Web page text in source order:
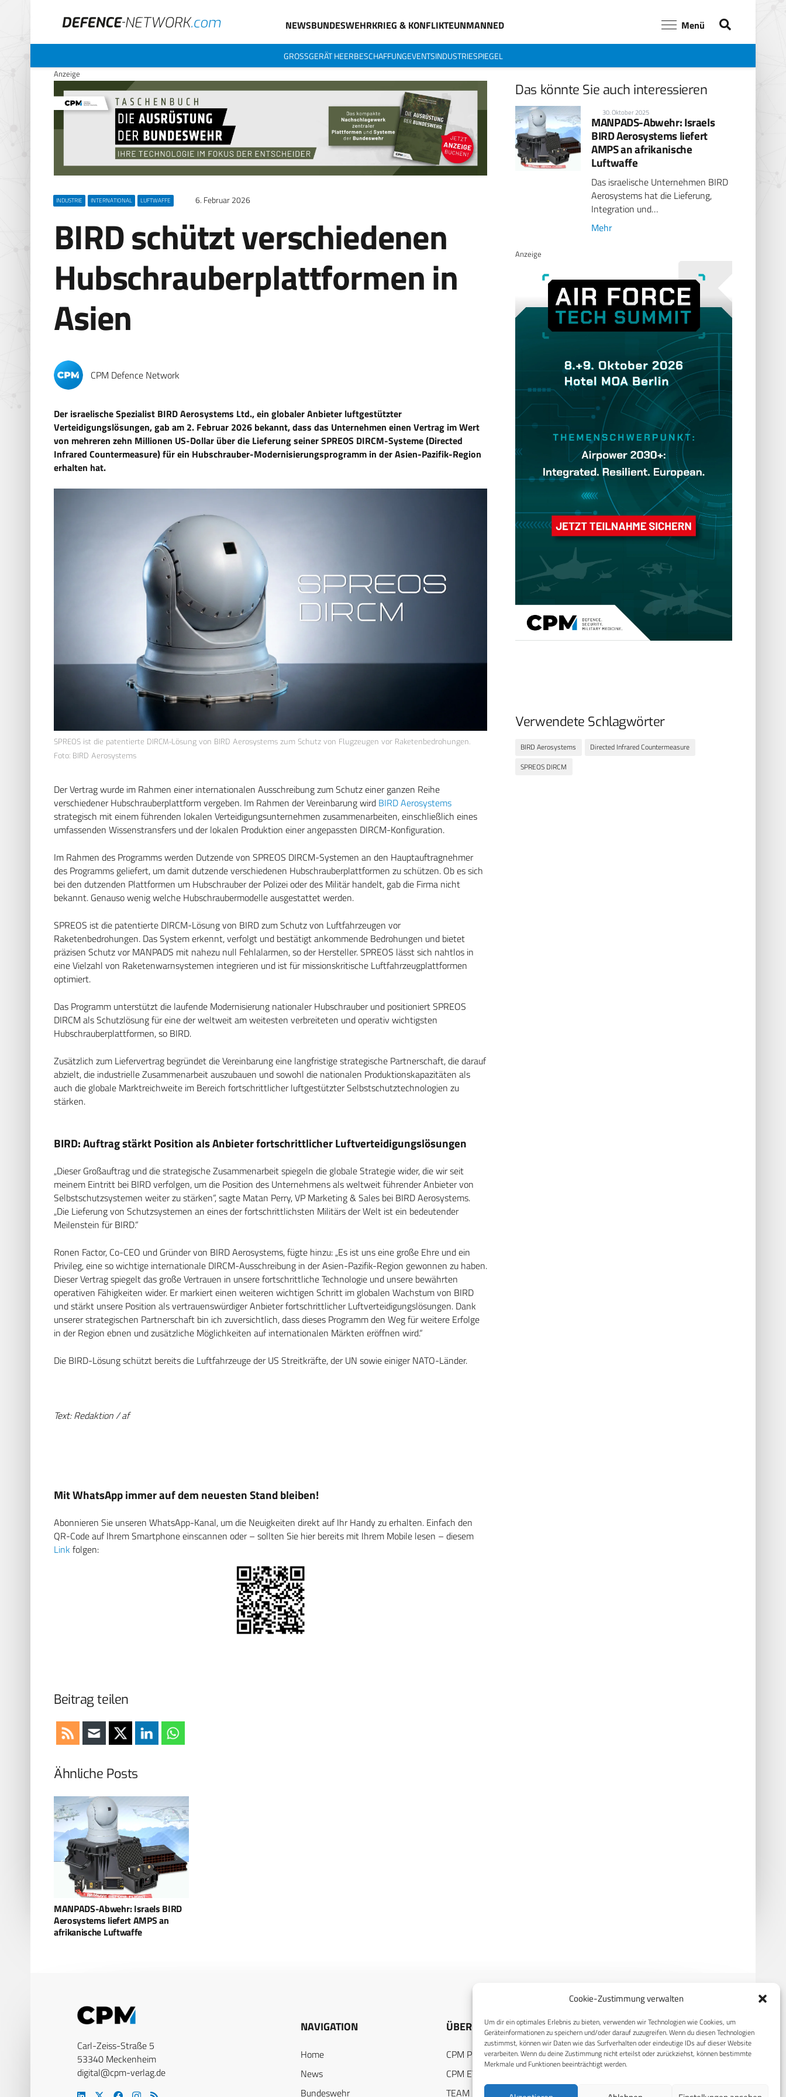
Cookie-Zustimmung verwalten
Um dir ein optimales Erlebnis zu bieten, verwenden wir Technologien wie Cookies, um
Geräteinformationen zu speichern und/oder darauf zuzugreifen. Wenn du diesen Technologien
zustimmst, können wir Daten wie das Surfverhalten oder eindeutige IDs auf dieser Website
verarbeiten. Wenn du deine Zustimmung nicht erteilst oder zurückziehst, können bestimmte
Merkmale und Funktionen beeinträchtigt werden.
NEWSBUNDESWEHRKRIEG & KONFLIKTEUNMANNED Menü
GROSSGERÄT HEERBESCHAFFUNGEVENTSINDUSTRIESPIEGEL
Anzeige
INDUSTRIE INTERNATIONAL LUFTWAFFE 6. Februar 2026
BIRD schützt verschiedenen
Hubschrauberplattformen in
Asien
CPM Defence Network
Der israelische Spezialist BIRD Aerosystems Ltd., ein globaler Anbieter luftgestützter
Verteidigungslösungen, gab am 2. Februar 2026 bekannt, dass das Unternehmen einen Vertrag im Wert
von mehreren zehn Millionen US-Dollar über die Lieferung seiner SPREOS DIRCM-Systeme (Directed
Infrared Countermeasure) für ein Hubschrauber-Modernisierungsprogramm in der Asien-Pazifik-Region
erhalten hat.
SPREOS ist die patentierte DIRCM-Lösung von BIRD Aerosystems zum Schutz von Flugzeugen vor Raketenbedrohungen.
Foto: BIRD Aerosystems
Der Vertrag wurde im Rahmen einer internationalen Ausschreibung zum Schutz einer ganzen Reihe
verschiedener Hubschrauberplattform vergeben. Im Rahmen der Vereinbarung wird BIRD Aerosystems
strategisch mit einem führenden lokalen Verteidigungsunternehmen zusammenarbeiten, einschließlich eines
umfassenden Wissenstransfers und der lokalen Produktion einer angepassten DIRCM-Konfiguration.
Im Rahmen des Programms werden Dutzende von SPREOS DIRCM-Systemen an den Hauptauftragnehmer
des Programms geliefert, um damit dutzende verschiedenen Hubschrauberplattformen zu schützen. Ob es sich
bei den dutzenden Plattformen um Hubschrauber der Polizei oder des Militär handelt, gab die Firma nicht
bekannt. Genauso wenig welche Hubschraubermodelle ausgestattet werden.
SPREOS ist die patentierte DIRCM-Lösung von BIRD zum Schutz von Luftfahrzeugen vor
Raketenbedrohungen. Das System erkennt, verfolgt und bestätigt ankommende Bedrohungen und bietet
präzisen Schutz vor MANPADS mit nahezu null Fehlalarmen, so der Hersteller. SPREOS lässt sich nahtlos in
eine Vielzahl von Raketenwarnsystemen integrieren und ist für missionskritische Luftfahrzeugplattformen
optimiert.
Das Programm unterstützt die laufende Modernisierung nationaler Hubschrauber und positioniert SPREOS
DIRCM als Schutzlösung für eine der weltweit am weitesten verbreiteten und operativ wichtigsten
Hubschrauberplattformen, so BIRD.
Zusätzlich zum Liefervertrag begründet die Vereinbarung eine langfristige strategische Partnerschaft, die darauf
abzielt, die industrielle Zusammenarbeit auszubauen und sowohl die nationalen Produktionskapazitäten als
auch die globale Marktreichweite im Bereich fortschrittlicher luftgestützter Selbstschutztechnologien zu
stärken.
BIRD: Auftrag stärkt Position als Anbieter fortschrittlicher Luftverteidigungslösungen
„Dieser Großauftrag und die strategische Zusammenarbeit spiegeln die globale Strategie wider, die wir seit
meinem Eintritt bei BIRD verfolgen, um die Position des Unternehmens als weltweit führender Anbieter von
Selbstschutzsystemen weiter zu stärken“, sagte Matan Perry, VP Marketing & Sales bei BIRD Aerosystems.
„Die Lieferung von Schutzsystemen an eines der fortschrittlichsten Militärs der Welt ist ein bedeutender
Meilenstein für BIRD.“
Ronen Factor, Co-CEO und Gründer von BIRD Aerosystems, fügte hinzu: „Es ist uns eine große Ehre und ein
Privileg, eine so wichtige internationale DIRCM-Ausschreibung in der Asien-Pazifik-Region gewonnen zu haben.
Dieser Vertrag spiegelt das große Vertrauen in unsere fortschrittliche Technologie und unsere bewährten
operativen Fähigkeiten wider. Er markiert einen weiteren wichtigen Schritt im globalen Wachstum von BIRD
und stärkt unsere Position als vertrauenswürdiger Anbieter fortschrittlicher Luftverteidigungslösungen. Dank
unserer strategischen Partnerschaft bin ich zuversichtlich, dass dieses Programm den Weg für weitere Erfolge
in der Region ebnen und zusätzliche Möglichkeiten auf internationalen Märkten eröffnen wird.“
Die BIRD-Lösung schützt bereits die Luftfahrzeuge der US Streitkräfte, der UN sowie einiger NATO-Länder.
Text: Redaktion / af
Mit WhatsApp immer auf dem neuesten Stand bleiben!
Abonnieren Sie unseren WhatsApp-Kanal, um die Neuigkeiten direkt auf Ihr Handy zu erhalten. Einfach den
QR-Code auf Ihrem Smartphone einscannen oder – sollten Sie hier bereits mit Ihrem Mobile lesen – diesem
Link folgen:
Beitrag teilen
Das könnte Sie auch interessieren
30. Oktober 2025
MANPADS-Abwehr: Israels
BIRD Aerosystems liefert
AMPS an afrikanische
Luftwaffe
Das israelische Unternehmen BIRD
Aerosystems hat die Lieferung,
Integration und…
Mehr
Anzeige
Verwendete Schlagwörter
BIRD Aerosystems
Directed Infrared Countermeasure
SPREOS DIRCM
Ähnliche Posts
MANPADS-Abwehr: Israels BIRD
Aerosystems liefert AMPS an
afrikanische Luftwaffe
Carl-Zeiss-Straße 5
53340 Meckenheim
digital@cpm-verlag.de
NAVIGATION
Home
News
Bundeswehr
ÜBER UNS
CPM PUBLICATIONS
CPM EVENTS
TEAM
RECHTLICHES
Datenschutzerklärung
AGB